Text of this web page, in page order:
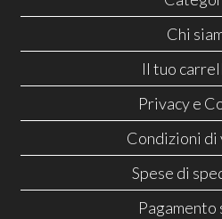
Chi
Il tuo
Privacy e
Condizioni di
Spese di
Pagamento